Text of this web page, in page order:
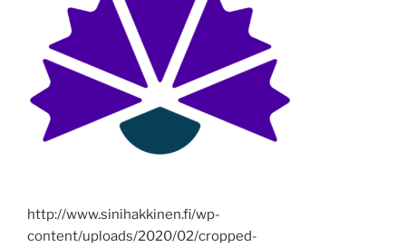
http://www.sinihakkinen.fi/wp-
content/uploads/2020/02/cropped-